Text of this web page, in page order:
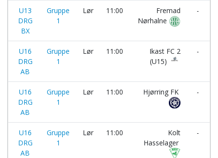
U13
DRG
BX
Gruppe
1
Lør 11:00
Fremad
Nørhalne
-
U16
DRG
AB
Gruppe
1
Lør 11:00
Ikast FC 2
(U15)
-
U16
DRG
AB
Gruppe
1
Lør 11:00 Hjørring FK -
U16
DRG
AB
Gruppe
1
Lør 11:00
Kolt
Hasselager
-